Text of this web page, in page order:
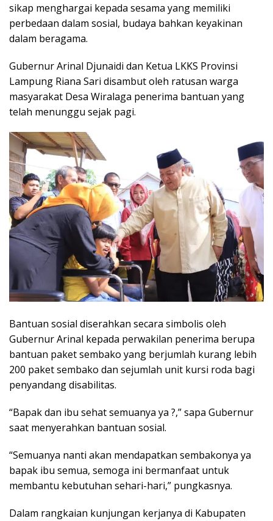
sikap menghargai kepada sesama yang memiliki
perbedaan dalam sosial, budaya bahkan keyakinan
dalam beragama.
Gubernur Arinal Djunaidi dan Ketua LKKS Provinsi
Lampung Riana Sari disambut oleh ratusan warga
masyarakat Desa Wiralaga penerima bantuan yang
telah menunggu sejak pagi.
Bantuan sosial diserahkan secara simbolis oleh
Gubernur Arinal kepada perwakilan penerima berupa
bantuan paket sembako yang berjumlah kurang lebih
200 paket sembako dan sejumlah unit kursi roda bagi
penyandang disabilitas.
“Bapak dan ibu sehat semuanya ya ?,” sapa Gubernur
saat menyerahkan bantuan sosial.
“Semuanya nanti akan mendapatkan sembakonya ya
bapak ibu semua, semoga ini bermanfaat untuk
membantu kebutuhan sehari-hari,” pungkasnya.
Dalam rangkaian kunjungan kerjanya di Kabupaten